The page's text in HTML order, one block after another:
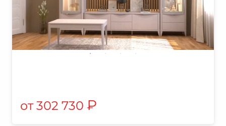
302 730 ₽